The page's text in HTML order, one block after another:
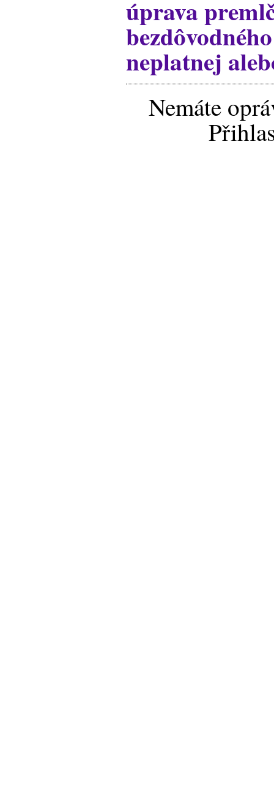
úprava
neplatnej
Nemáte